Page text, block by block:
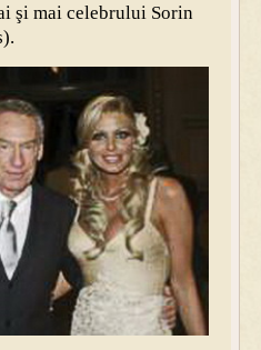
şi mai celebrului Sorin